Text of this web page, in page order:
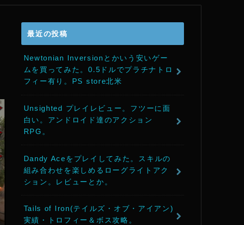
最近の投稿
Newtonian Inversionとかいう安いゲー
ムを買ってみた。0.5ドルでプラチナトロ
フィー有り。PS store北米
Unsighted プレイレビュー。フツーに面
白い。アンドロイド達のアクション
RPG。
Dandy Aceをプレイしてみた。スキルの
組み合わせを楽しめるローグライトアク
ション。レビューとか。
Tails of Iron(テイルズ・オブ・アイアン)
実績・トロフィー＆ボス攻略。